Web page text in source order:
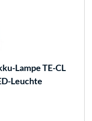
Lampe TE-CL
Leuchte